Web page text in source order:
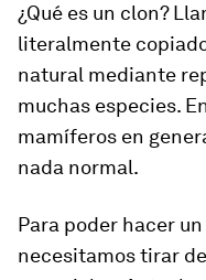
¿Qué es un clon?
literalmente
natural mediante
muchas especies.
mamíferos en
nada normal.
Para poder hacer
necesitamos tirar